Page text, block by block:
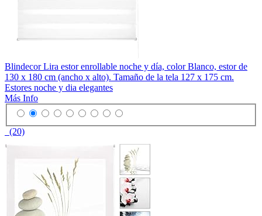
Blindecor Lira estor enrollable noche y día, color Blanco, estor de
130 x 180 cm (ancho x alto). Tamaño de la tela 127 x 175 cm.
Estores noche y dia elegantes
Más Info
(20)